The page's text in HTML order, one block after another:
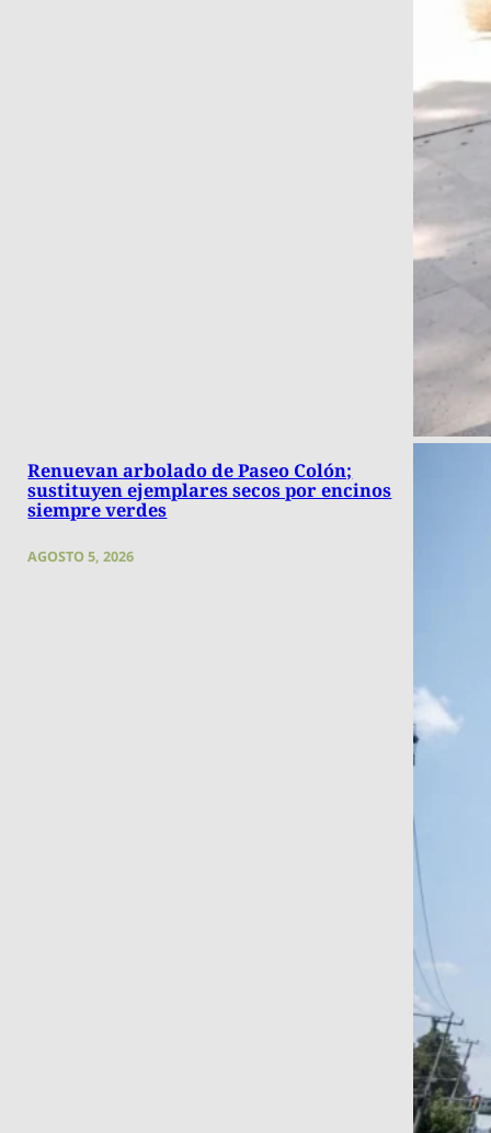
Renuevan arbolado de Paseo Colón;
sustituyen ejemplares secos por encinos
siempre verdes
AGOSTO 5, 2026